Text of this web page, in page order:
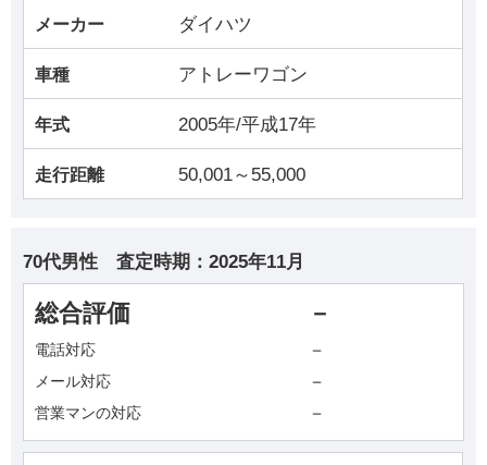
メーカー ダイハツ
車種 アトレーワゴン
年式 2005年/平成17年
走行距離 50,001～55,000
70代男性 査定時期： 2025年11月
総合評価 －
電話対応 －
メール対応 －
営業マンの対応 －